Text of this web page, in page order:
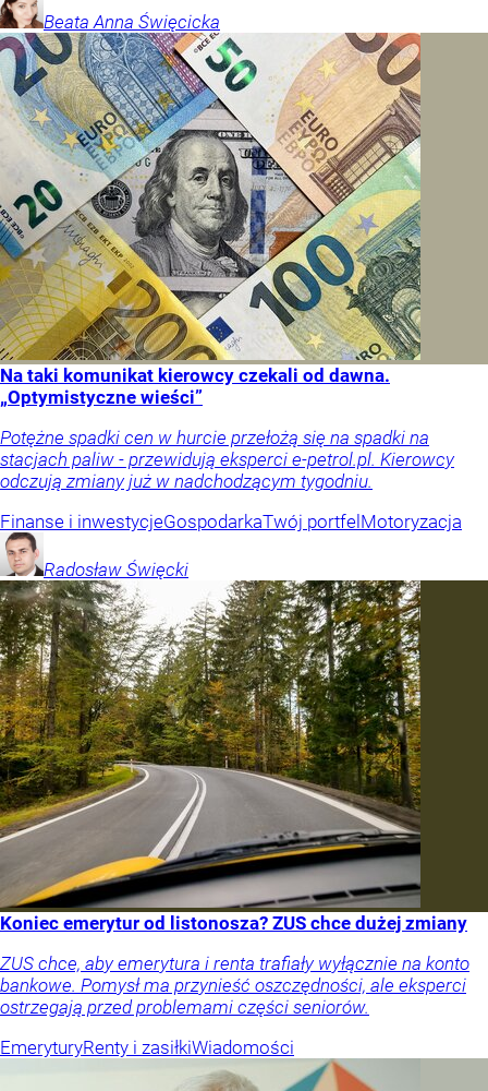
Beata Anna Święcicka
Na taki komunikat kierowcy czekali od dawna.
„Optymistyczne wieści”
Potężne spadki cen w hurcie przełożą się na spadki na
stacjach paliw - przewidują eksperci e-petrol.pl. Kierowcy
odczują zmiany już w nadchodzącym tygodniu.
Finanse i inwestycjeGospodarkaTwój portfel Motoryzacja
Radosław Święcki
Koniec emerytur od listonosza? ZUS chce dużej zmiany
ZUS chce, aby emerytura i renta trafiały wyłącznie na konto
bankowe. Pomysł ma przynieść oszczędności, ale eksperci
ostrzegają przed problemami części seniorów.
EmeryturyRenty i zasiłkiWiadomości